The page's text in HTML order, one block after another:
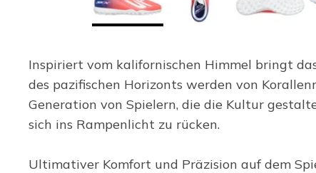
Inspiriert vom kalifornischen Himmel bringt
des pazifischen Horizonts werden von
Generation von Spielern, die die Kultur
sich ins Rampenlicht zu rücken.
Ultimativer Komfort und Präzision auf dem